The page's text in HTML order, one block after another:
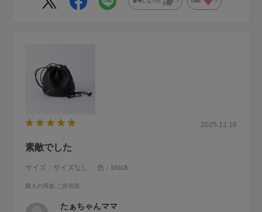
2025.12.16
素敵でした
サイズ：サイズなし 色：black
購入の用途:ご自宅用
たぁちゃんママ